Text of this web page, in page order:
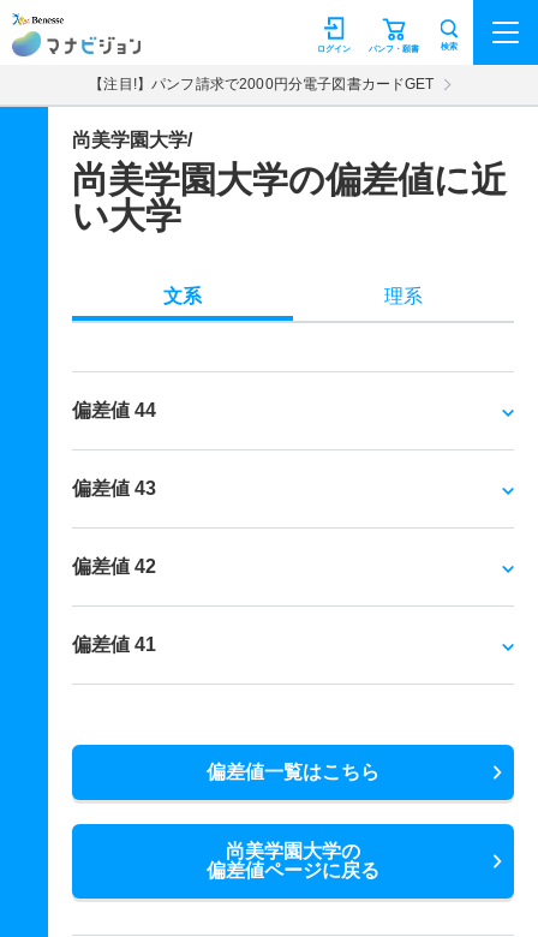
マナビジョン パンフ・願書
ログイン 検索
【注目!】パンフ請求で2000円分電子図書カードGET
尚美学園大学/
尚美学園大学の偏差値に近
い大学
文系 理系
偏差値 44
偏差値 43
偏差値 42
偏差値 41
偏差値一覧はこちら
尚美学園大学の
偏差値ページに戻る